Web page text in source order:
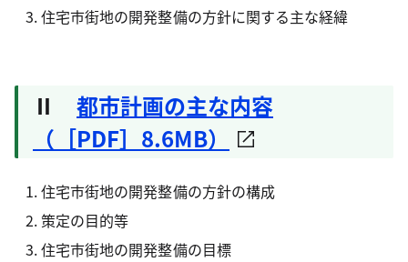
住宅市街地の開発整備の方針に関する主な経緯
Ⅱ 都市計画の主な内容
（［PDF］8.6MB）
住宅市街地の開発整備の方針の構成
策定の目的等
住宅市街地の開発整備の目標